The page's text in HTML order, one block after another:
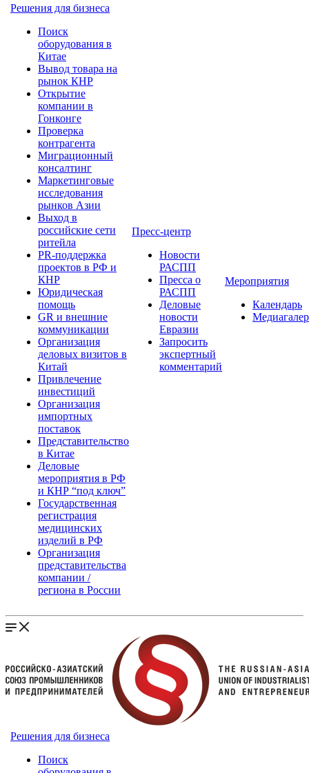
Решения для бизнеса
Поиск
оборудования в
Китае
Вывод товара на
рынок КНР
Открытие
компании в
Гонконге
Проверка
контрагента
Миграционный
консалтинг
Маркетинговые
исследования
рынков Азии
Выход в
российские сети
ритейла
PR-поддержка
проектов в РФ и
КНР
Юридическая
помощь
GR и внешние
коммуникации
Организация
деловых визитов в
Китай
Привлечение
инвестиций
Организация
импортных
поставок
Представительство
в Китае
Деловые
мероприятия в РФ
и КНР “под ключ”
Государственная
регистрация
медицинских
изделий в РФ
Организация
представительства
компании /
региона в России
Пресс-центр
Новости
РАСПП
Пресса о
РАСПП
Деловые
новости
Евразии
Запросить
экспертный
комментарий
Мероприятия
Календарь
Решения для бизнеса
Поиск